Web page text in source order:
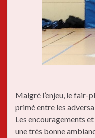
Malgré l’enjeu, le fair-
primé entre les
Les encouragements
une très bonne